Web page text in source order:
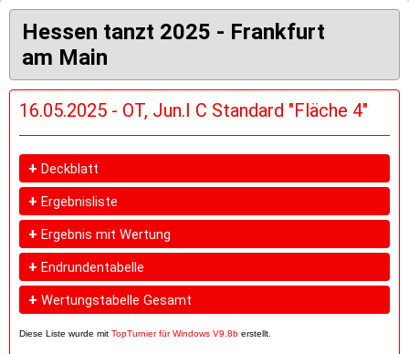
Hessen tanzt 2025 - Frankfurt
am Main
16.05.2025 - OT, Jun.I C Standard "Fläche 4"
+ Deckblatt
+ Ergebnisliste
+ Ergebnis mit Wertung
+ Endrundentabelle
+ Wertungstabelle Gesamt
Diese Liste wurde mit TopTurnier für Windows V9.8b erstellt.